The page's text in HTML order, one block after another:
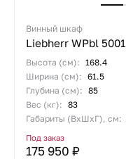
Винный шкаф
Liebherr WPbl 5001
Высота (см): 168.4
Ширина (см): 61.5
Глубина (см): 85
Вес (кг): 83
Габариты (ВхШхГ), см:
Под заказ
175 950 ₽